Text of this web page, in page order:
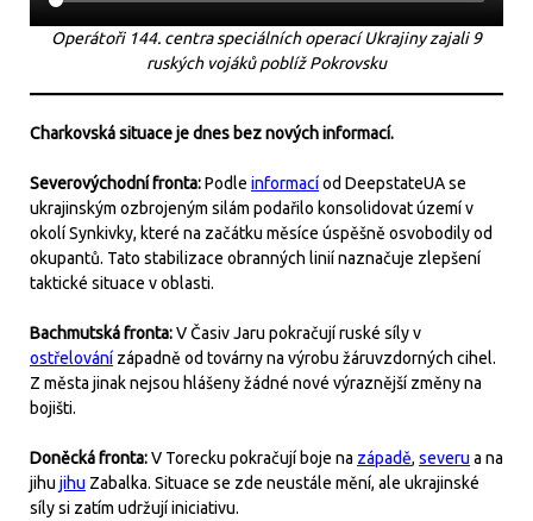
Operátoři 144. centra speciálních operací Ukrajiny zajali 9
ruských vojáků poblíž Pokrovsku
Charkovská situace je dnes bez nových informací.
Severovýchodní fronta:Podle informacíod DeepstateUA se
ukrajinským ozbrojeným silám podařilo konsolidovat území v
okolí Synkivky, které na začátku měsíce úspěšně osvobodily od
okupantů. Tato stabilizace obranných linií naznačuje zlepšení
taktické situace v oblasti.
Bachmutská fronta:V Časiv Jaru pokračují ruské síly v
ostřelování západně od továrny na výrobu žáruvzdorných cihel.
Z města jinak nejsou hlášeny žádné nové výraznější změny na
bojišti.
Doněcká fronta:V Torecku pokračují boje na západě, severu a na
jihu jihu Zabalka. Situace se zde neustále mění, ale ukrajinské
síly si zatím udržují iniciativu.